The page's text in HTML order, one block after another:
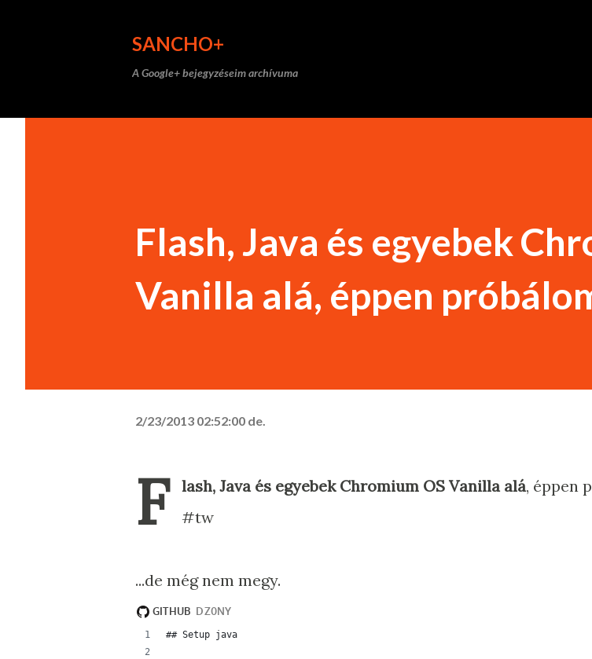
SANCHO+
A Google+ bejegyzéseim archívuma
Flash, Java és egyebek
Vanilla alá, éppen
2/23/2013 02:52:00 de.
F lash, Java és egyebek Chromium OS Vanilla alá, éppen
#tw
...de még nem megy.